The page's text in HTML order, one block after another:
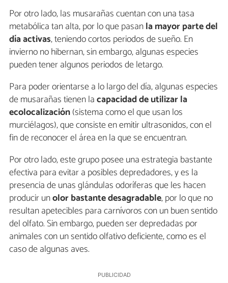
Por otro lado, las musarañas cuentan con una tasa
metabólica tan alta, por lo que pasanla mayor parte del
día activas, teniendo cortos periodos de sueño. En
invierno no hibernan, sin embargo, algunas especies
pueden tener algunos periodos de letargo.
Para poder orientarse a lo largo del día, algunas especies
de musarañas tienen lacapacidad de utilizar la
ecolocalización(sistema como el que usan los
murciélagos), que consiste en emitir ultrasonidos, con el
fin de reconocer el área en la que se encuentran.
Por otro lado, este grupo posee una estrategia bastante
efectiva para evitar a posibles depredadores, y es la
presencia de unas glándulas odoríferas que les hacen
producir unolor bastante desagradable, por lo que no
resultan apetecibles para carnívoros con un buen sentido
del olfato. Sin embargo, pueden ser depredadas por
animales con un sentido olfativo deficiente, como es el
caso de algunas aves.